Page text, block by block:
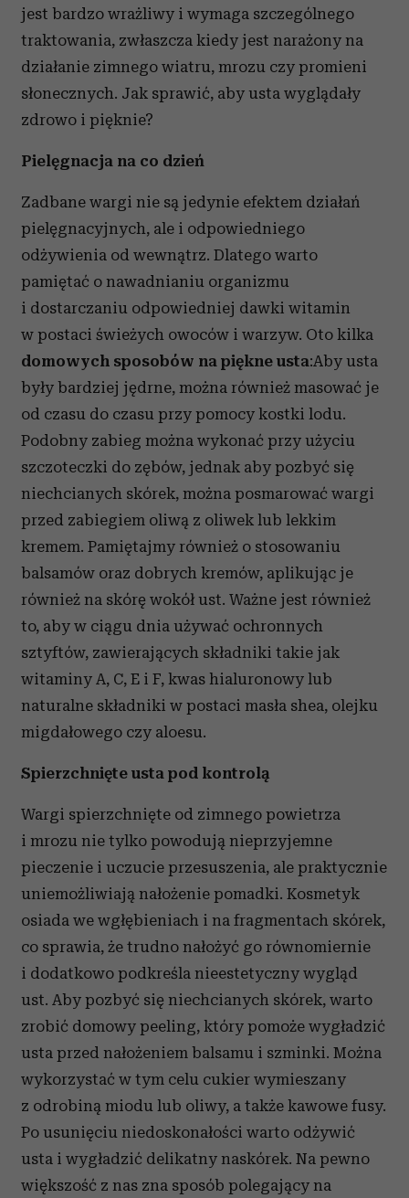
jest bardzo wrażliwy i wymaga szczególnego
traktowania, zwłaszcza kiedy jest narażony na
działanie zimnego wiatru, mrozu czy promieni
słonecznych. Jak sprawić, aby usta wyglądały
zdrowo i pięknie?
Pielęgnacja na co dzień
Zadbane wargi nie są jedynie efektem działań
pielęgnacyjnych, ale i odpowiedniego
odżywienia od wewnątrz. Dlatego warto
pamiętać o nawadnianiu organizmu
i dostarczaniu odpowiedniej dawki witamin
w postaci świeżych owoców i warzyw. Oto kilka
domowych sposobów na piękne usta:Aby usta
były bardziej jędrne, można również masować je
od czasu do czasu przy pomocy kostki lodu.
Podobny zabieg można wykonać przy użyciu
szczoteczki do zębów, jednak aby pozbyć się
niechcianych skórek, można posmarować wargi
przed zabiegiem oliwą z oliwek lub lekkim
kremem. Pamiętajmy również o stosowaniu
balsamów oraz dobrych kremów, aplikując je
również na skórę wokół ust. Ważne jest również
to, aby w ciągu dnia używać ochronnych
sztyftów, zawierających składniki takie jak
witaminy A, C, E i F, kwas hialuronowy lub
naturalne składniki w postaci masła shea, olejku
migdałowego czy aloesu.
Spierzchnięte usta pod kontrolą
Wargi spierzchnięte od zimnego powietrza
i mrozu nie tylko powodują nieprzyjemne
pieczenie i uczucie przesuszenia, ale praktycznie
uniemożliwiają nałożenie pomadki. Kosmetyk
osiada we wgłębieniach i na fragmentach skórek,
co sprawia, że trudno nałożyć go równomiernie
i dodatkowo podkreśla nieestetyczny wygląd
ust. Aby pozbyć się niechcianych skórek, warto
zrobić domowy peeling, który pomoże wygładzić
usta przed nałożeniem balsamu i szminki. Można
wykorzystać w tym celu cukier wymieszany
z odrobiną miodu lub oliwy, a także kawowe fusy.
Po usunięciu niedoskonałości warto odżywić
usta i wygładzić delikatny naskórek. Na pewno
większość z nas zna sposób polegający na